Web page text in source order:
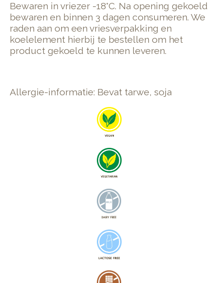
Bewaren in vriezer -18°C. Na opening gekoeld
bewaren en binnen 3 dagen consumeren. We
raden aan om een vriesverpakking en
koelelement hierbij te bestellen om het
product gekoeld te kunnen leveren.
Allergie-informatie: Bevat tarwe, soja